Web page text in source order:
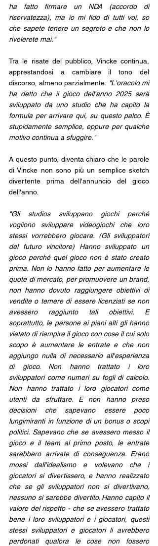
ha fatto firmare un NDA (accordo di
riservatezza), ma io mi fido di tutti voi, so
che sapete tenere un segreto e che non lo
rivelerete mai."
Tra le risate del pubblico, Vincke continua,
apprestandosi a cambiare il tono del
discorso, almeno parzialmente: "L'oracolo mi
ha detto che il gioco dell'anno 2025 sarà
sviluppato da uno studio che ha capito la
formula per arrivare qui, su questo palco. È
stupidamente semplice, eppure per qualche
motivo continua a sfuggire."
A questo punto, diventa chiaro che le parole
di Vincke non sono più un semplice sketch
divertente prima dell'annuncio del gioco
dell'anno.
"Gli studios sviluppano giochi perché
vogliono sviluppare videogiochi che loro
stessi vorrebbero giocare. (Gli sviluppatori
del futuro vincitore) Hanno sviluppato un
gioco perché quel gioco non è stato creato
prima. Non lo hanno fatto per aumentare le
quote di mercato, per promuovere un brand,
non hanno dovuto raggiungere obiettivi di
vendite o temere di essere licenziati se non
avessero raggiunto tali obiettivi. E
soprattutto, le persone ai piani alti gli hanno
vietato di riempire il gioco con cose il cui solo
scopo è aumentare le entrate e che non
aggiungo nulla di necessario all'esperienza
di gioco. Non hanno trattato i loro
sviluppatori come numeri su fogli di calcolo.
Non hanno trattato i loro giocatori come
utenti da sfruttare. E non hanno preso
decisioni che sapevano essere poco
lungimiranti in funzione di un bonus o scopi
politici. Sapevano che se avessero messo il
gioco e il team al primo posto, le entrate
sarebbero arrivate di conseguenza. Erano
mossi dall'idealismo e volevano che i
giocatori si divertissero, e hanno realizzato
che se gli sviluppatori non si divertivano,
nessuno si sarebbe divertito. Hanno capito il
valore del rispetto - che se avessero trattato
bene i loro sviluppatori e i giocatori, questi
stessi sviluppatori e giocatori li avrebbero
perdonati qualora le cose non fossero